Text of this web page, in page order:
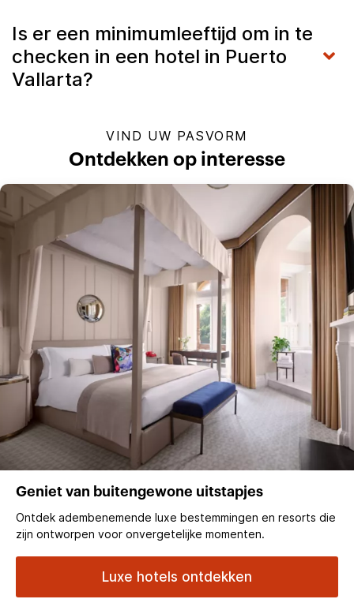
Is er een minimumleeftijd om in te
checken in een hotel in Puerto
Vallarta?
VIND UW PASVORM
Ontdekken op interesse
Geniet van buitengewone uitstapjes
Ontdek adembenemende luxe bestemmingen en resorts die
zijn ontworpen voor onvergetelijke momenten.
Luxe hotels ontdekken